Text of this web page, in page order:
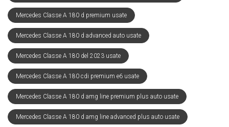
Mercedes Classe A 180 d premium usate
Mercedes Classe A 180 d advanced auto usate
Mercedes Classe A 180 del 2023 usate
Mercedes Classe A 180 cdi premium e6 usate
Mercedes Classe A 180 d amg line premium plus auto usate
Mercedes Classe A 180 d amg line advanced plus auto usate